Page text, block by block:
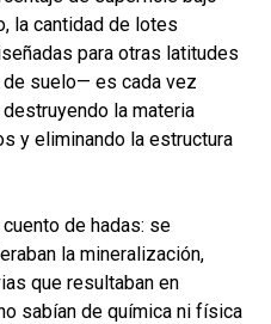
la cantidad de lotes
para otras latitudes
suelo— es cada vez
la materia
y eliminando la estructura
de hadas: se
la mineralización,
que resultaban en
sabían de química ni física